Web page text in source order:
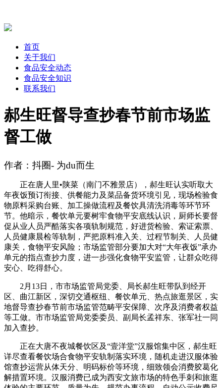
首页
关于我们
食品安全动态
食品安全知识
联系我们
郝生旺督导查抄春节前市场监
督工做
作者：抖圈- 为du而生
正在唐人里•陕菜（南门不雅景店），郝生旺认实听取大
年夜饭预订衔接、供餐能力及菜品备货环境引见，现场检验食
物原料采购台账、加工操做流程及餐饮具清洗消毒等环节环
节。他暗示，餐饮单元要树牢食物平安底线认识，厨师长要督
促从业人员严酷落实各项轨制规范，好进货检验、索证索票、
人员健康晨检等轨制，严把原料准入关、过程节制关、人员健
康关，食物平安风险；市场监管部分要加大对“大年夜饭”承办
单元的指点查抄力度，进一步强化食物平安监管，让群众吃得
安心、吃得舒心。
2月13日，市市场监管局党委、局长郝生旺带队到经开
区、曲江新区，深切交通枢纽、餐饮单元、热点旅逛景区，实
地督导查抄春节前市场监管范畴平安保障、次序及消费者权益
等工做。市市场监管局党委委员、副局长孟祥东、张军社一同
加入查抄。
正在大唐不夜城餐饮区及“壹洋堂”汉服馆集中区，郝生旺
详尽查看餐饮场合食物平安轨制落实环境，随机走进汉服体验
馆查抄运营从体天分、明码标价等环境，细致领会消费胶葛化
解措置环境。汉服消费已成为西安文旅市场的特色手刺和旅逛